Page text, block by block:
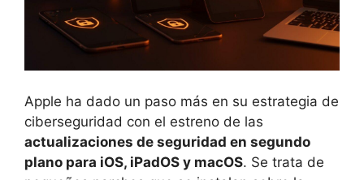
Apple ha dado un paso más en su estrategia de
ciberseguridad con el estreno de las
actualizaciones de seguridad en segundo
plano para iOS, iPadOS y macOS. Se trata de